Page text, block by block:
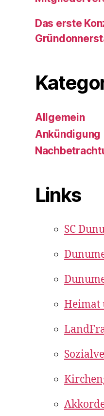
Das erste
Allgemein
Ankündigung
Links
SC
Heimat